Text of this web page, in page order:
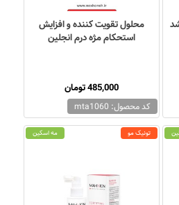
کد محصول: mta1060
محلول تقویت کننده و افزایش
استحکام مژه درم انجلین
485,000 تومان
تونیک مو مه اسکین